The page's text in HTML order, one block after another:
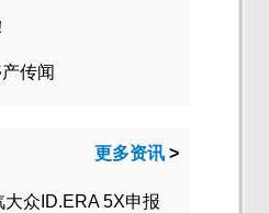
传闻
更多资讯 >
大众ID.ERA 5X申报